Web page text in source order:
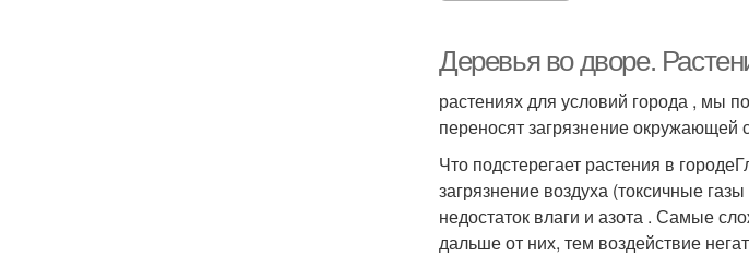
Деревья во дворе.
растениях для условий города , мы
переносят загрязнение окружающей
Что подстерегает растения в
загрязнение воздуха (токсичные
недостаток влаги и азота . Самые
дальше от них, тем воздействие